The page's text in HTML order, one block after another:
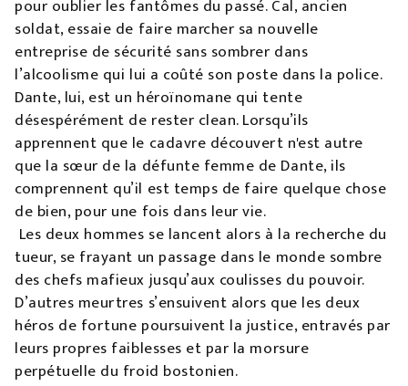
pour oublier les fantômes du passé. Cal, ancien
soldat, essaie de faire marcher sa nouvelle
entreprise de sécurité sans sombrer dans
l’alcoolisme qui lui a coûté son poste dans la police.
Dante, lui, est un héroïnomane qui tente
désespérément de rester clean. Lorsqu’ils
apprennent que le cadavre découvert n'est autre
que la sœur de la défunte femme de Dante, ils
comprennent qu’il est temps de faire quelque chose
de bien, pour une fois dans leur vie.
Les deux hommes se lancent alors à la recherche du
tueur, se frayant un passage dans le monde sombre
des chefs mafieux jusqu’aux coulisses du pouvoir.
D’autres meurtres s’ensuivent alors que les deux
héros de fortune poursuivent la justice, entravés par
leurs propres faiblesses et par la morsure
perpétuelle du froid bostonien.